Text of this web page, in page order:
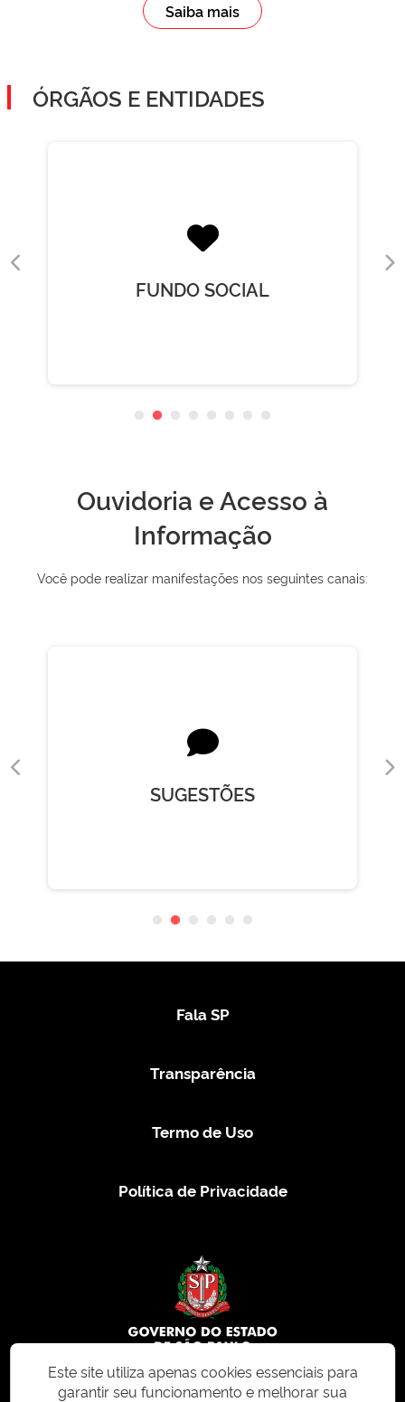
Saiba mais
ÓRGÃOS E ENTIDADES
FUNDO SOCIAL
Ouvidoria e Acesso à
Informação
Você pode realizar manifestações nos seguintes canais:
SUGESTÕES
Fala SP
Transparência
Termo de Uso
Política de Privacidade
Este site utiliza apenas cookies essenciais para
garantir seu funcionamento e melhorar sua